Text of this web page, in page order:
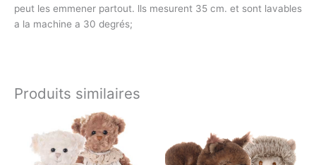
peut les emmener partout. lls mesurent 35 cm. et sont lavables
a la machine a 30 degrés;
Produits similaires